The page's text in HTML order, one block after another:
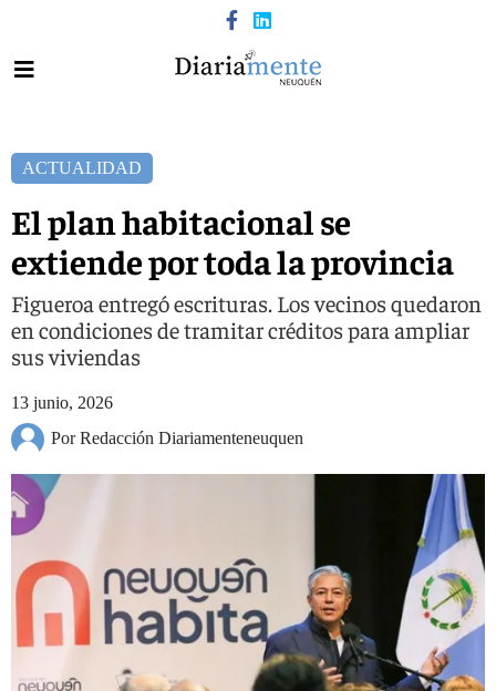
ACTUALIDAD
El plan habitacional se
extiende por toda la provincia
Figueroa entregó escrituras. Los vecinos quedaron
en condiciones de tramitar créditos para ampliar
sus viviendas
13 junio, 2026
Por Redacción Diariamenteneuquen